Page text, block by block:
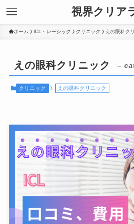
視界クリア
ホーム ICL・レーシック クリニック えの眼科ク
えの眼科クリニック –
クリニック えの眼科クリニック